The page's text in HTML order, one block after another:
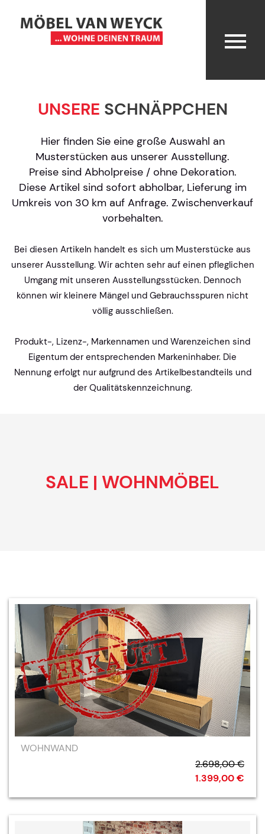
UNSERE SCHNÄPPCHEN
Hier finden Sie eine große Auswahl an
Musterstücken aus unserer Ausstellung.
Preise sind Abholpreise / ohne Dekoration.
Diese Artikel sind sofort abholbar, Lieferung im
Umkreis von 30 km auf Anfrage. Zwischenverkauf
vorbehalten.
Bei diesen Artikeln handelt es sich um Musterstücke aus
unserer Ausstellung. Wir achten sehr auf einen pfleglichen
Umgang mit unseren Ausstellungsstücken. Dennoch
können wir kleinere Mängel und Gebrauchsspuren nicht
völlig ausschließen.
Produkt-, Lizenz-, Markennamen und Warenzeichen sind
Eigentum der entsprechenden Markeninhaber. Die
Nennung erfolgt nur aufgrund des Artikelbestandteils und
der Qualitätskennzeichnung.
SALE | WOHNMÖBEL
WOHNWAND
2.698,00 €
1.399,00 €